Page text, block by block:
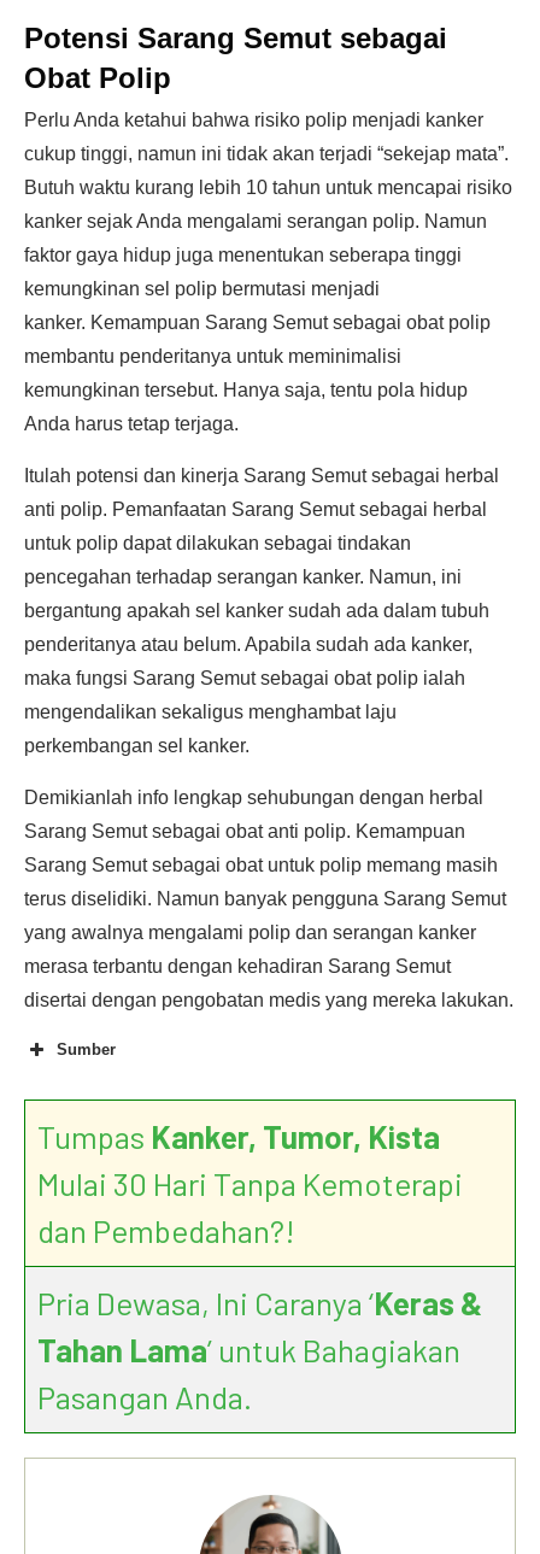
Potensi Sarang Semut sebagai
Obat Polip
Perlu Anda ketahui bahwa risiko polip menjadi kanker
cukup tinggi, namun ini tidak akan terjadi “sekejap mata”.
Butuh waktu kurang lebih 10 tahun untuk mencapai risiko
kanker sejak Anda mengalami serangan polip. Namun
faktor gaya hidup juga menentukan seberapa tinggi
kemungkinan sel polip bermutasi menjadi
kanker. Kemampuan Sarang Semut sebagai obat polip
membantu penderitanya untuk meminimalisi
kemungkinan tersebut. Hanya saja, tentu pola hidup
Anda harus tetap terjaga.
Itulah potensi dan kinerja Sarang Semut sebagai herbal
anti polip. Pemanfaatan Sarang Semut sebagai herbal
untuk polip dapat dilakukan sebagai tindakan
pencegahan terhadap serangan kanker. Namun, ini
bergantung apakah sel kanker sudah ada dalam tubuh
penderitanya atau belum. Apabila sudah ada kanker,
maka fungsi Sarang Semut sebagai obat polip ialah
mengendalikan sekaligus menghambat laju
perkembangan sel kanker.
Demikianlah info lengkap sehubungan dengan herbal
Sarang Semut sebagai obat anti polip. Kemampuan
Sarang Semut sebagai obat untuk polip memang masih
terus diselidiki. Namun banyak pengguna Sarang Semut
yang awalnya mengalami polip dan serangan kanker
merasa terbantu dengan kehadiran Sarang Semut
disertai dengan pengobatan medis yang mereka lakukan.
Sumber
Herbal Remedies
Tumpas Kanker, Tumor, Kista
Mulai 30 Hari Tanpa Kemoterapi
dan Pembedahan?!
Pria Dewasa, Ini Caranya ‘Keras &
Tahan Lama’ untuk Bahagiakan
Pasangan Anda.